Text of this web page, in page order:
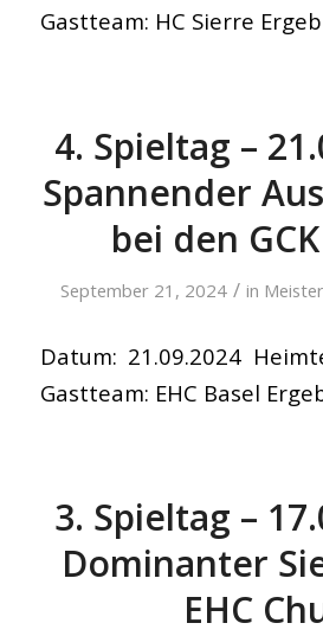
Gastteam: HC Sierre
4. Spieltag –
Spannender
bei den
September 21, 2024 / in
Datum: 21.09.2024
Gastteam: EHC Basel
3. Spieltag –
Dominanter
EHC